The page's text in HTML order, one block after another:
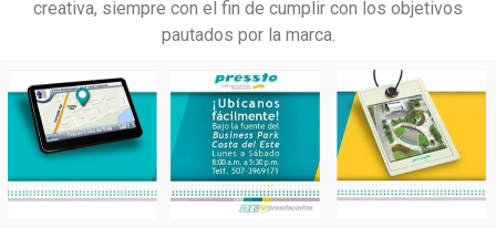
creativa, siempre con el fin de cumplir con los objetivos
pautados por la marca.